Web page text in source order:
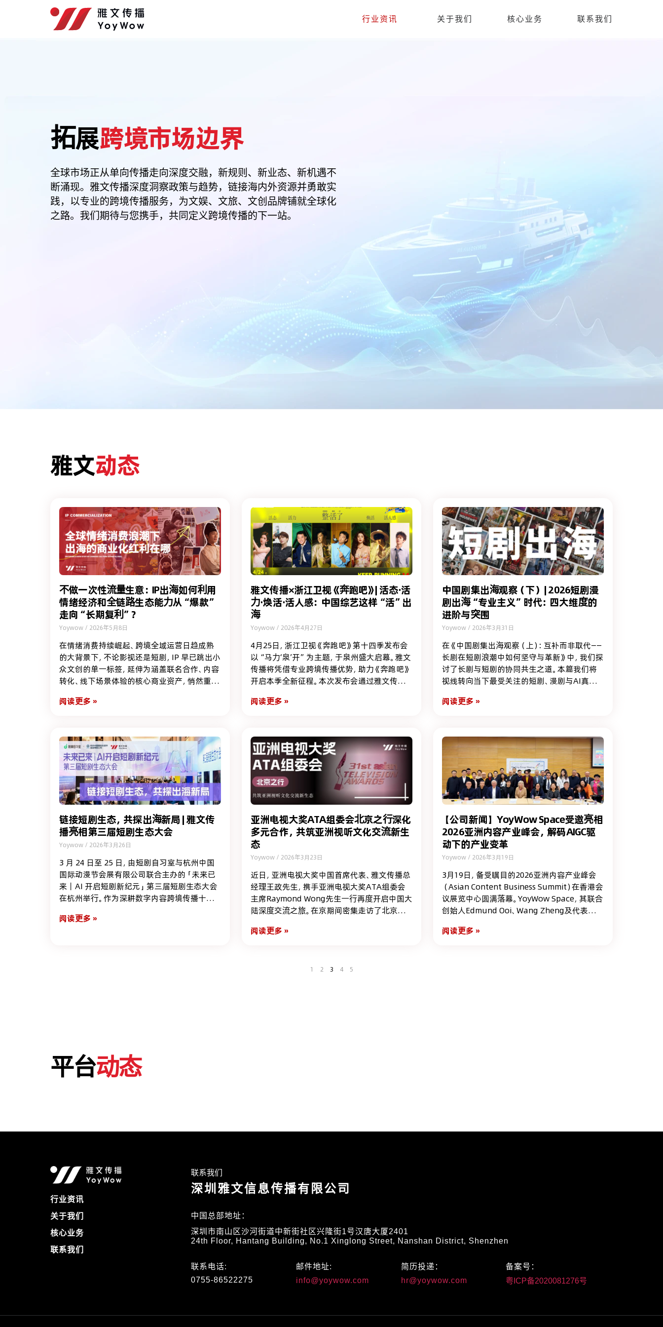
行业资讯 关于我们 核心业务 联系我们
拓展跨境市场边界
全球市场正从单向传播走向深度交融，新规则、新业态、新机遇不
断涌现。雅文传播深度洞察政策与趋势，链接海内外资源并勇敢实
践，以专业的跨境传播服务，为文娱、文旅、文创品牌铺就全球化
之路。我们期待与您携手，共同定义跨境传播的下一站。
雅文动态
不做一次性流量生意：IP出海如何利用
情绪经济和全链路生态能力从“爆款”
走向“长期复利”？
Yoywow 2026年5月8日
在情绪消费持续崛起、跨境全域运营日趋成熟
的大背景下，不论影视还是短剧，IP 早已跳出小
众文创的单一标签，延伸为涵盖联名合作、内容
转化、线下场景体验的核心商业资产，悄然重构
地全球市场、实现长期价值复利的关键载体。
阅读更多 »
雅文传播×浙江卫视《奔跑吧》| 活态·活
力·焕活·活人感：中国综艺这样“活”出
海
Yoywow 2026年4月27日
4月25日，浙江卫视《奔跑吧》第十四季发布会
以“马力‘泉’开”为主题，于泉州盛大启幕。雅文
传播将凭借专业跨境传播优势，助力《奔跑吧》
开启本季全新征程。本次发布会通过雅文传播
全球化传播势能，彰显中国综艺的国际影响力，
阅读更多 »
中国剧集出海观察（下） | 2026短剧漫
剧出海“专业主义”时代：四大维度的
进阶与突围
Yoywow 2026年3月31日
在《中国剧集出海观察（上）：互补而非取代——
长剧在短剧浪潮中如何坚守与革新》中，我们探
讨了长剧与短剧的协同共生之道。本篇我们将
视线转向当下最受关注的短剧、漫剧与AI真人
来以“专业主义”为核心的新趋势。
阅读更多 »
链接短剧生态，共探出海新局 | 雅文传
播亮相第三届短剧生态大会
Yoywow 2026年3月26日
3 月 24 日至 25 日，由短剧自习室与杭州中国
国际动漫节会展有限公司联合主办的「未来已
来｜AI 开启短剧新纪元」第三届短剧生态大会
在杭州举行。作为深耕数字内容跨境传播十余
链路解决方案亮相本次大会，与众多行业伙伴
阅读更多 »
亚洲电视大奖ATA组委会北京之行深化
多元合作，共筑亚洲视听文化交流新生
态
Yoywow 2026年3月23日
近日，亚洲电视大奖中国首席代表、雅文传播总
经理王政先生，携手亚洲电视大奖ATA组委会
主席Raymond Wong先生一行再度开启中国大
陆深度交流之旅。在京期间密集走访了北京广
传媒等国内电视与传媒机构，围绕“文化双向交
球化传播、AI 创作与内容创新升级等多个领域
阅读更多 »
【公司新闻】YoyWow Space受邀亮相
2026亚洲内容产业峰会，解码AIGC驱
动下的产业变革
Yoywow 2026年3月19日
3月19日，备受瞩目的2026亚洲内容产业峰会
（Asian Content Business Summit）在香港会
议展览中心圆满落幕。YoyWow Space，其联合
创始人Edmund Ooi、Wang Zheng及代表
袖共同探讨生成式人工智能（AIGC）的技术应
阅读更多 »
1 2 3 4 5
平台动态
行业资讯
关于我们
核心业务
联系我们
联系我们
深圳雅文信息传播有限公司
中国总部地址：
深圳市南山区沙河街道中新街社区兴隆街1号汉唐大厦2401
24th Floor, Hantang Building, No.1 Xinglong Street, Nanshan District, Shenzhen
联系电话:
0755-86522275
邮件地址:
info@yoywow.com
简历投递：
hr@yoywow.com
备案号：
粤ICP备2020081276号